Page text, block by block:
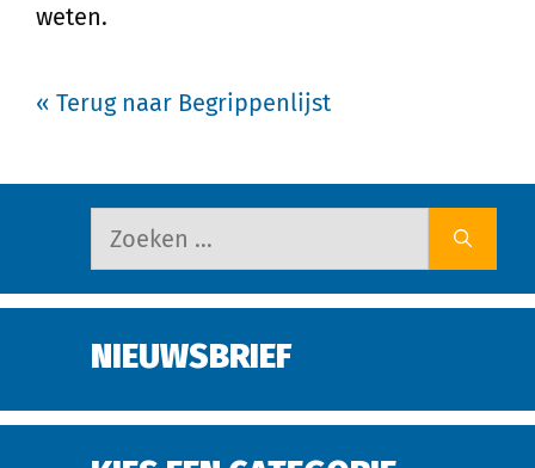
weten.
« Terug naar Begrippenlijst
NIEUWSBRIEF